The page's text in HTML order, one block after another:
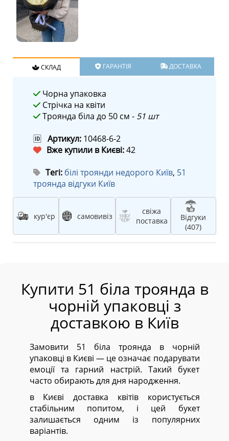
СКЛАД ГАРАНТІЯ ДОСТАВКА
Чорна упаковка
Стрічка на квіти
Троянда біла до 50 см - 51 шт
🆔 Артикул: 10468-6-2
Вже купили в Києві:42
Тегі: білі троянди недорого Київ, 51
троянда відгуки Київ
кур'єр самовивіз
свіжа
поставка
Відгуки
(407)
Купити 51 біла троянда в
чорній упаковці з
доставкою в Київ
Замовити 51 біла троянда в чорній
упаковці в Києві — це означає подарувати
емоції та гарний настрій. Такий букет
часто обирають для дня народження.
в Києві доставка квітів користується
стабільним попитом, і цей букет
залишається одним із популярних
варіантів.